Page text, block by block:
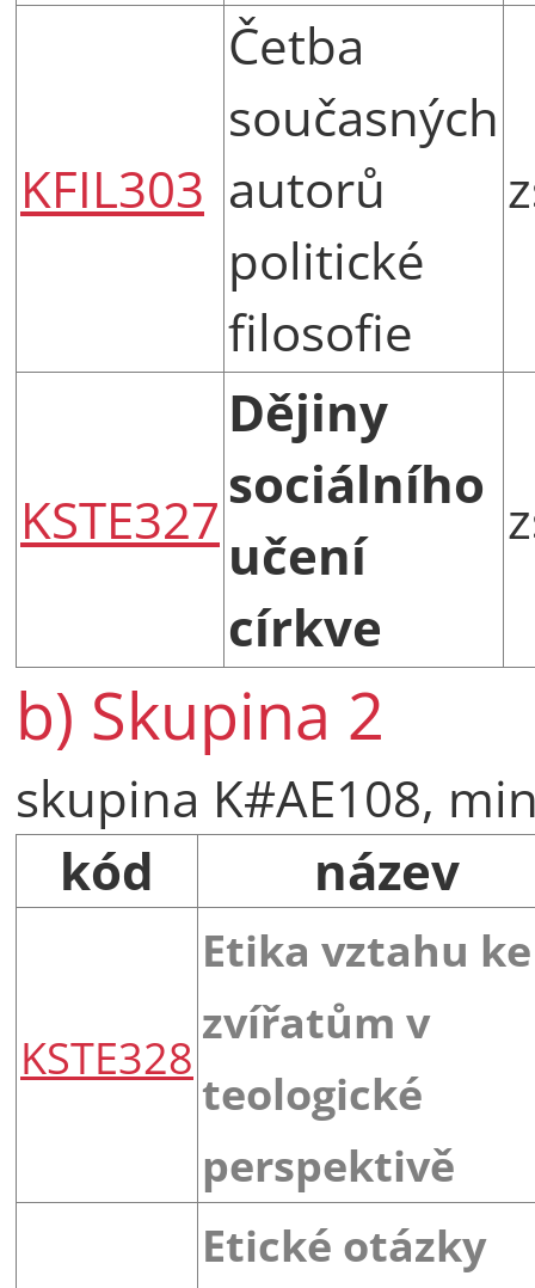
KFIL303
Četba
současných
autorů
politické
filosofie
KSTE327
Dějiny
sociálního
učení
církve
b) Skupina 2
skupina K#AE108,
kód
název
KSTE328
Etika vztahu ke
zvířatům v
teologické
perspektivě
Etické otázky